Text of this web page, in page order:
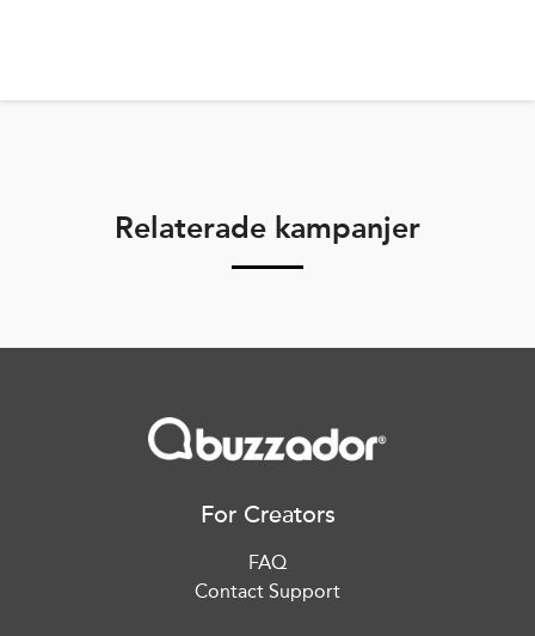
Relaterade kampanjer
For Creators
FAQ
Contact Support